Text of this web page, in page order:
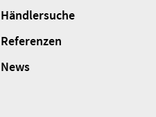
Händlersuche
Referenzen
News